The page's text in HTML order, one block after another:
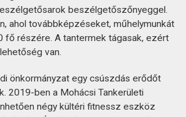
beszélgetőszőnyeggel.
ahol továbbképzéseket, műhelymunkát
fő részére. A tantermek tágasak, ezért
van.
önkormányzat egy csúszdás erődőt
2019-ben a Mohácsi Tankerületi
négy kültéri fitnessz eszköz